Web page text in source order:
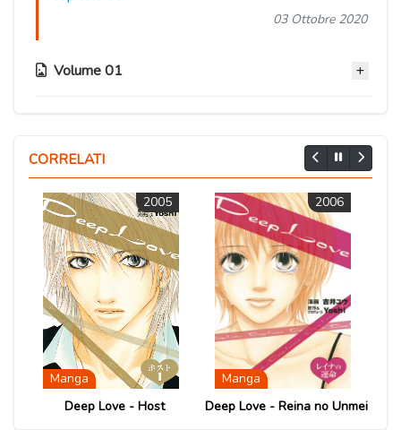
03 Ottobre 2020
Volume 01
03 Ottobre 2020
Capitolo 03
03 Ottobre 2020
Capitolo 02
03 Ottobre 2020
Capitolo 01
03 Ottobre 2020
CORRELATI
2005
Manga
Deep Love - Host
2006
Manga
Deep Love - Reina no Unmei